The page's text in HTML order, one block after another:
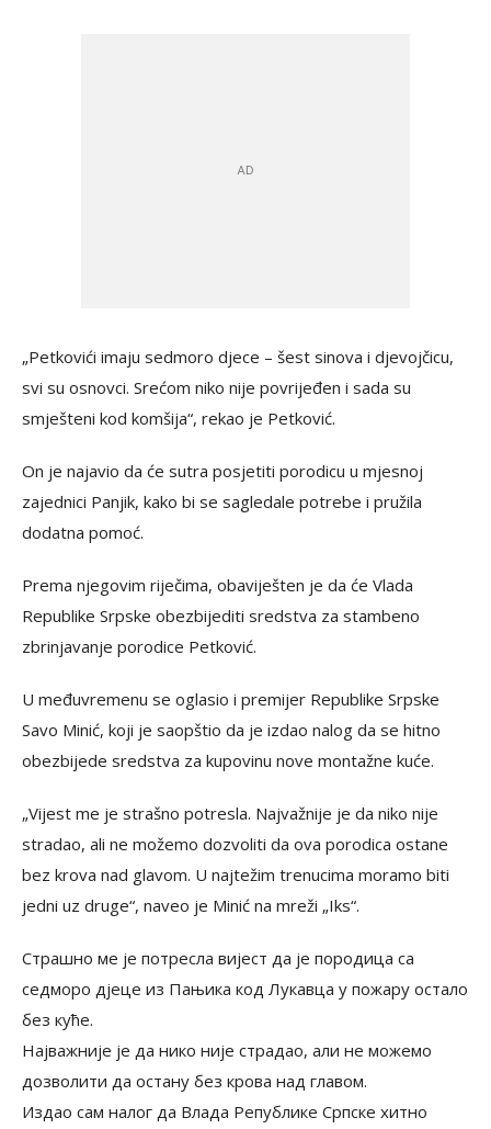
„Petkovići imaju sedmoro djece – šest sinova i djevojčicu,
svi su osnovci. Srećom niko nije povrijeđen i sada su
smješteni kod komšija“, rekao je Petković.
On je najavio da će sutra posjetiti porodicu u mjesnoj
zajednici Panjik, kako bi se sagledale potrebe i pružila
dodatna pomoć.
Prema njegovim riječima, obaviješten je da će Vlada
Republike Srpske obezbijediti sredstva za stambeno
zbrinjavanje porodice Petković.
U međuvremenu se oglasio i premijer Republike Srpske
Savo Minić, koji je saopštio da je izdao nalog da se hitno
obezbijede sredstva za kupovinu nove montažne kuće.
„Vijest me je strašno potresla. Najvažnije je da niko nije
stradao, ali ne možemo dozvoliti da ova porodica ostane
bez krova nad glavom. U najtežim trenucima moramo biti
jedni uz druge“, naveo je Minić na mreži „Iks“.
Страшно ме је потресла вијест да је породица са
седморо дјеце из Пањика код Лукавца у пожару остало
без куће.
Најважније је да нико није страдао, али не можемо
дозволити да остану без крова над главом.
Издао сам налог да Влада Републике Српске хитно